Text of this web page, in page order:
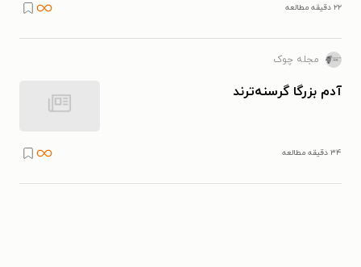
۲۲ دقیقه مطالعه
مجله چوک
آدم بزرگا گرسنه‌ترند
۳۴ دقیقه مطالعه